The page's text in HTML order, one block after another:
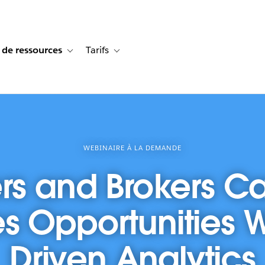
de cas for Solutions
ressources Toggle sub-navigation for Centre de ressources
Tarifs Toggle sub-navigation for Tarifs
WEBINAIRE À LA DEMANDE
and Brokers
Opportunities